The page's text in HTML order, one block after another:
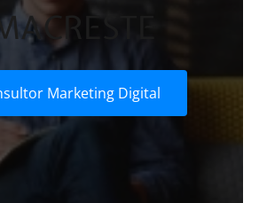
Marketing Digital